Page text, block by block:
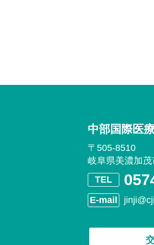
中部国際医
〒505-8510
岐阜県美濃加